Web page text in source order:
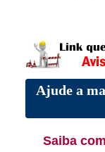
Ajude a
Saiba